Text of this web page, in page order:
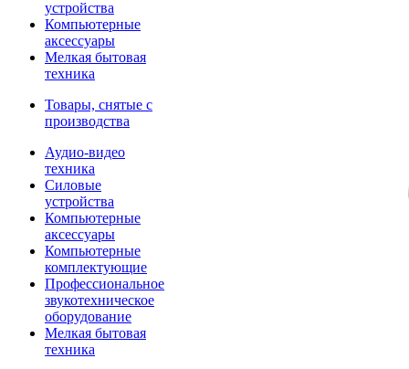
устройства
Компьютерные
аксессуары
Мелкая бытовая
техника
Товары, снятые с
производства
Аудио-видео
техника
Силовые
устройства
Компьютерные
аксессуары
Компьютерные
комплектующие
Профессиональное
звукотехническое
оборудование
Мелкая бытовая
техника